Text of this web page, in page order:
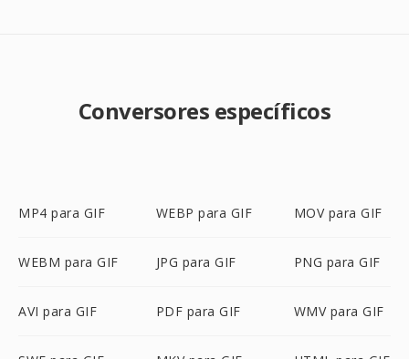
Conversores específicos
MP4 para GIF WEBP para GIF MOV para GIF
WEBM para GIF JPG para GIF PNG para GIF
AVI para GIF PDF para GIF WMV para GIF